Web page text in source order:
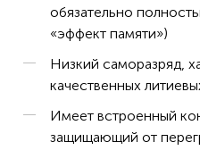
обязательно
«эффект памяти»)
Низкий саморазряд,
качественных
Имеет встроенный
защищающий от